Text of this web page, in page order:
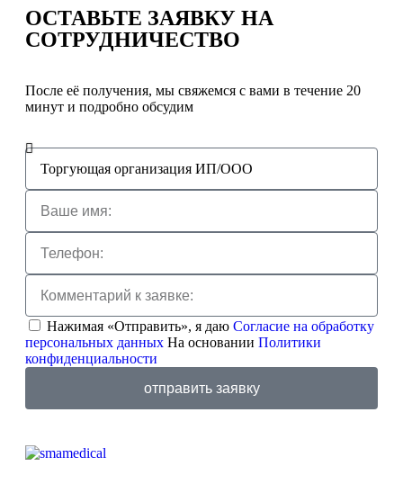
ОСТАВЬТЕ ЗАЯВКУ НА
СОТРУДНИЧЕСТВО
После её получения, мы свяжемся с вами в течение 20
минут и подробно обсудим
Нажимая «Отправить», я даю Согласие на обработку
персональных данных На основании Политики
конфиденциальности
отправить заявку